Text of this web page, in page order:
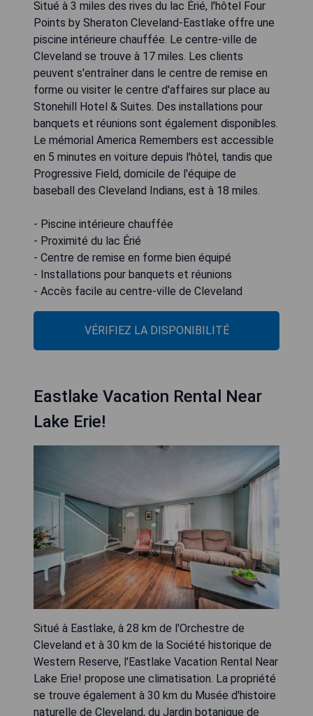
Situé à 3 miles des rives du lac Érié, l'hôtel Four
Points by Sheraton Cleveland-Eastlake offre une
piscine intérieure chauffée. Le centre-ville de
Cleveland se trouve à 17 miles. Les clients
peuvent s'entraîner dans le centre de remise en
forme ou visiter le centre d'affaires sur place au
Stonehill Hotel & Suites. Des installations pour
banquets et réunions sont également disponibles.
Le mémorial America Remembers est accessible
en 5 minutes en voiture depuis l'hôtel, tandis que
Progressive Field, domicile de l'équipe de
baseball des Cleveland Indians, est à 18 miles.
- Piscine intérieure chauffée
- Proximité du lac Érié
- Centre de remise en forme bien équipé
- Installations pour banquets et réunions
- Accès facile au centre-ville de Cleveland
VÉRIFIEZ LA DISPONIBILITÉ
Eastlake Vacation Rental Near
Lake Erie!
Situé à Eastlake, à 28 km de l'Orchestre de
Cleveland et à 30 km de la Société historique de
Western Reserve, l'Eastlake Vacation Rental Near
Lake Erie! propose une climatisation. La propriété
se trouve également à 30 km du Musée d'histoire
naturelle de Cleveland, du Jardin botanique de